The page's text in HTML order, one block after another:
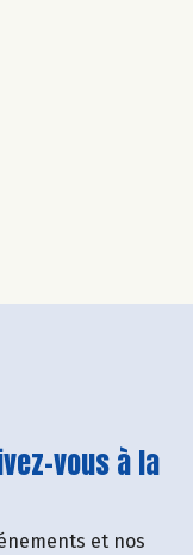
vous à la
et nos